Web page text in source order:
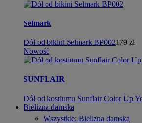
Selmark
Dół od bikini Selmark BP002179 zł
Nowość
SUNFLAIR
Dół od kostiumu Sunflair Color Up
Bielizna damska
Wszystkie: Bielizna damska